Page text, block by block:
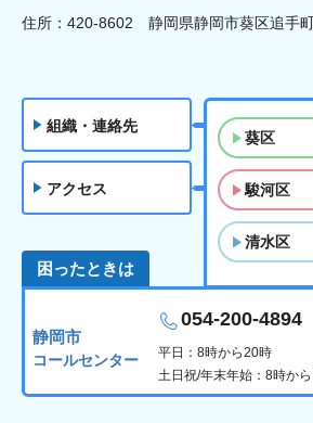
住所：420-8602 静岡県静岡市葵区追手
組織・連絡先
アクセス
葵区
駿河区
清水区
困ったときは
静岡市
コールセンター
054-200-4894
平日：8時から20時
土日祝/年末年始：8時か